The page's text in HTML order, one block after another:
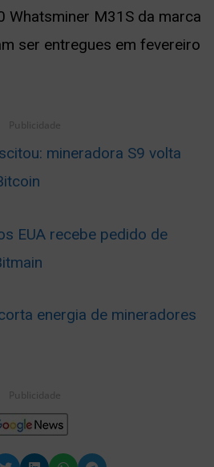
Whatsminer M31S ​​da marca
ser entregues em fevereiro
Publicidade
mineradora S9 volta
EUA recebe pedido de
energia de mineradores
Publicidade